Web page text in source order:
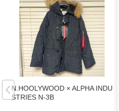
N.HOOLYWOOD × ALPHA INDU
STRIES N-3B